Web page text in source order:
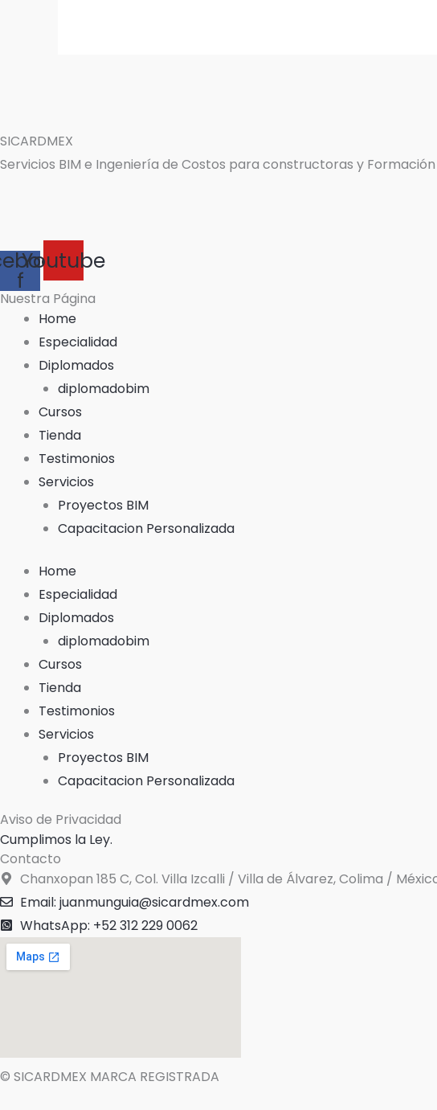
SICARDMEX
Servicios BIM e Ingeniería de Costos para constructoras y
f
Youtube
Nuestra Página
Home
Especialidad
Diplomados
diplomadobim
Cursos
Tienda
Testimonios
Servicios
Proyectos BIM
Capacitacion Personalizada
Home
Especialidad
Diplomados
diplomadobim
Cursos
Tienda
Testimonios
Servicios
Proyectos BIM
Capacitacion Personalizada
Aviso de Privacidad
Cumplimos la Ley.
Contacto
Chanxopan 185 C, Col. Villa Izcalli / Villa de Álvarez, Colima /
Email: juanmunguia@sicardmex.com
WhatsApp: +52 312 229 0062
© SICARDMEX MARCA REGISTRADA